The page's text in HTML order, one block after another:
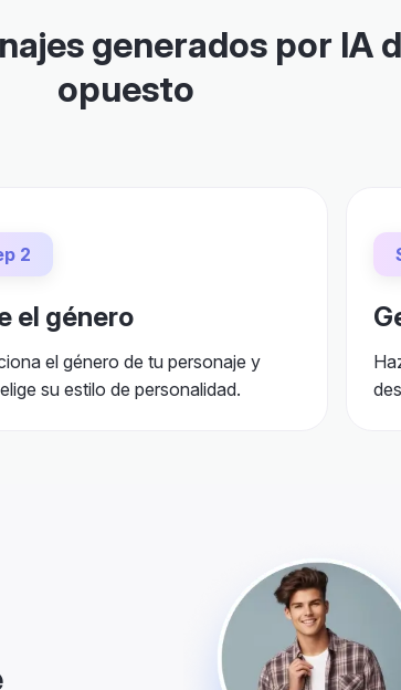
generados por IA
opuesto
2
el género
su estilo de personalidad.